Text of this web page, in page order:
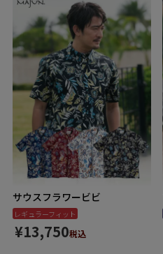
サウスフラワービビ
レギュラーフィット
¥13,750税込